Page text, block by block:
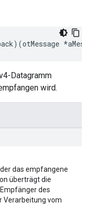
)(otMessage *
Datagramm
wird.
das empfangene
überträgt die
des
Verarbeitung vom